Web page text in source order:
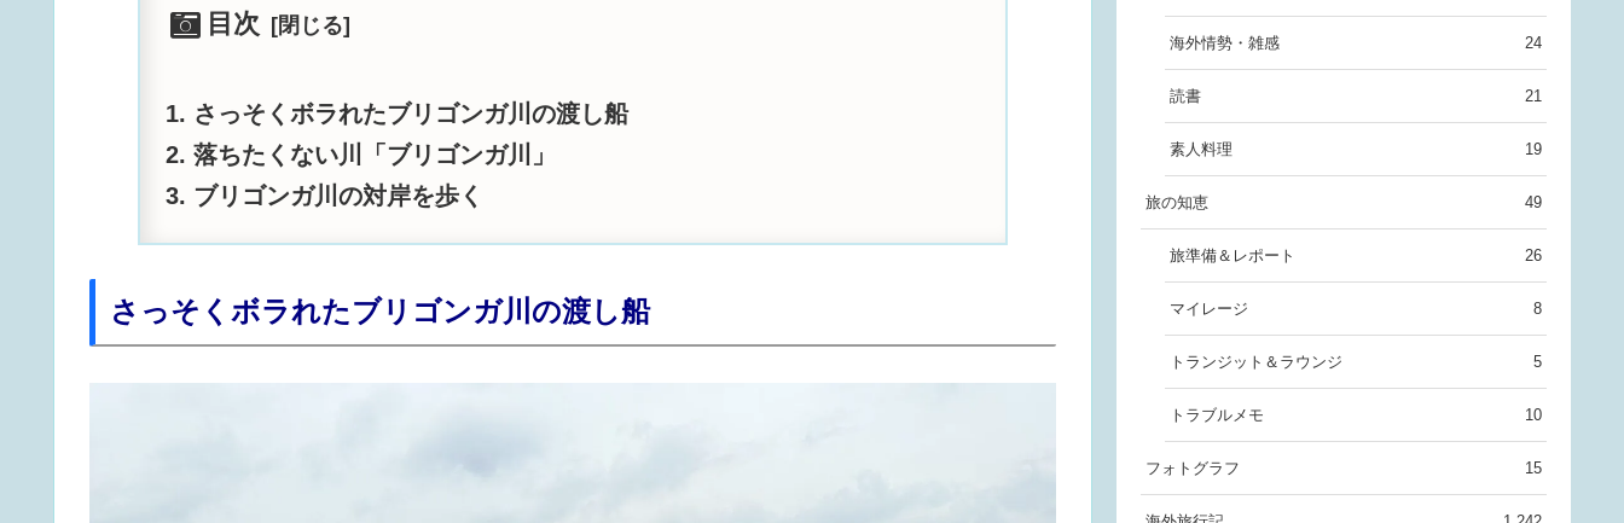
目次
さっそくボラれたブリゴンガ川の渡し船
落ちたくない川「ブリゴンガ川」
ブリゴンガ川の対岸を歩く
さっそくボラれたブリゴンガ川の渡し船
海外情勢・雑感 24
読書 21
素人料理 19
旅の知恵 49
旅準備＆レポート 26
マイレージ 8
トランジット＆ラウンジ 5
トラブルメモ 10
フォトグラフ 15